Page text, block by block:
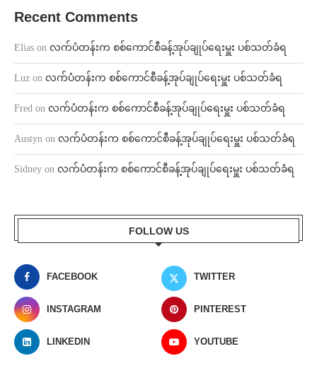
Recent Comments
Elias on လက်ပံတန်းက စစ်ကောင်စီခန့်အုပ်ချုပ်ရေးမှူး ပစ်သတ်ခံရ
Luz on လက်ပံတန်းက စစ်ကောင်စီခန့်အုပ်ချုပ်ရေးမှူး ပစ်သတ်ခံရ
Fred on လက်ပံတန်းက စစ်ကောင်စီခန့်အုပ်ချုပ်ရေးမှူး ပစ်သတ်ခံရ
Austyn on လက်ပံတန်းက စစ်ကောင်စီခန့်အုပ်ချုပ်ရေးမှူး ပစ်သတ်ခံရ
Sidney on လက်ပံတန်းက စစ်ကောင်စီခန့်အုပ်ချုပ်ရေးမှူး ပစ်သတ်ခံရ
FOLLOW US
FACEBOOK TWITTER
INSTAGRAM PINTEREST
LINKEDIN YOUTUBE